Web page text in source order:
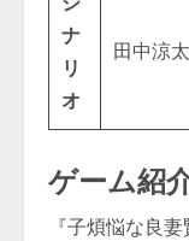
ナ
リ
オ
田中涼太
ゲーム紹
『子煩悩な良